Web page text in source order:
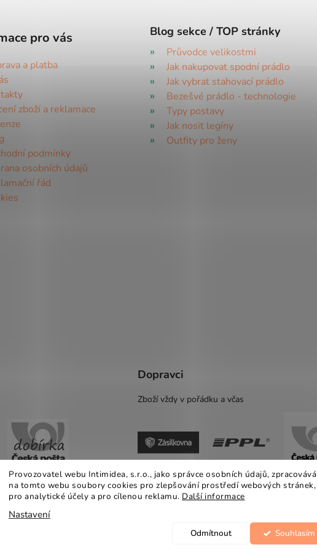
Provozovatel webu Intimidea, s.r.o., jako správce osobních údajů, zpracovává
na tomto webu soubory cookies pro zlepšování prostředí webových stránek,
pro analytické účely a pro cílenou reklamu. Další informace
Nastavení
Odmítnout Souhlasím
pro vás
a platba
zboží a reklamace
podmínky
osobních údajů
řád
Blog sekce / TOP stránky
Průvodce velikostmi
Jak nakupovat spodní prádlo
Jak vybrat stahovací prádlo
Bezešvé prádlo - technologie
Typy postavy
Jak nosit legíny
Outfity pro ženy
Dopravci
Zboží vždy v pořádku a včas